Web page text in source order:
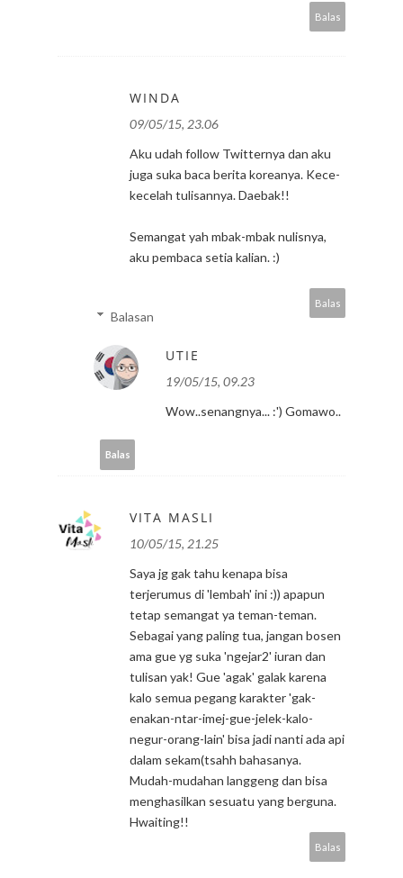
Balas
WINDA
09/05/15, 23.06
Aku udah follow Twitternya dan aku
juga suka baca berita koreanya. Kece-
kecelah tulisannya. Daebak!!
Semangat yah mbak-mbak nulisnya,
aku pembaca setia kalian. :)
Balas
Balasan
UTIE
19/05/15, 09.23
Wow..senangnya... :') Gomawo..
Balas
VITA MASLI
10/05/15, 21.25
Saya jg gak tahu kenapa bisa
terjerumus di 'lembah' ini :)) apapun
tetap semangat ya teman-teman.
Sebagai yang paling tua, jangan bosen
ama gue yg suka 'ngejar2' iuran dan
tulisan yak! Gue 'agak' galak karena
kalo semua pegang karakter 'gak-
enakan-ntar-imej-gue-jelek-kalo-
negur-orang-lain' bisa jadi nanti ada api
dalam sekam(tsahh bahasanya.
Mudah-mudahan langgeng dan bisa
menghasilkan sesuatu yang berguna.
Hwaiting!!
Balas